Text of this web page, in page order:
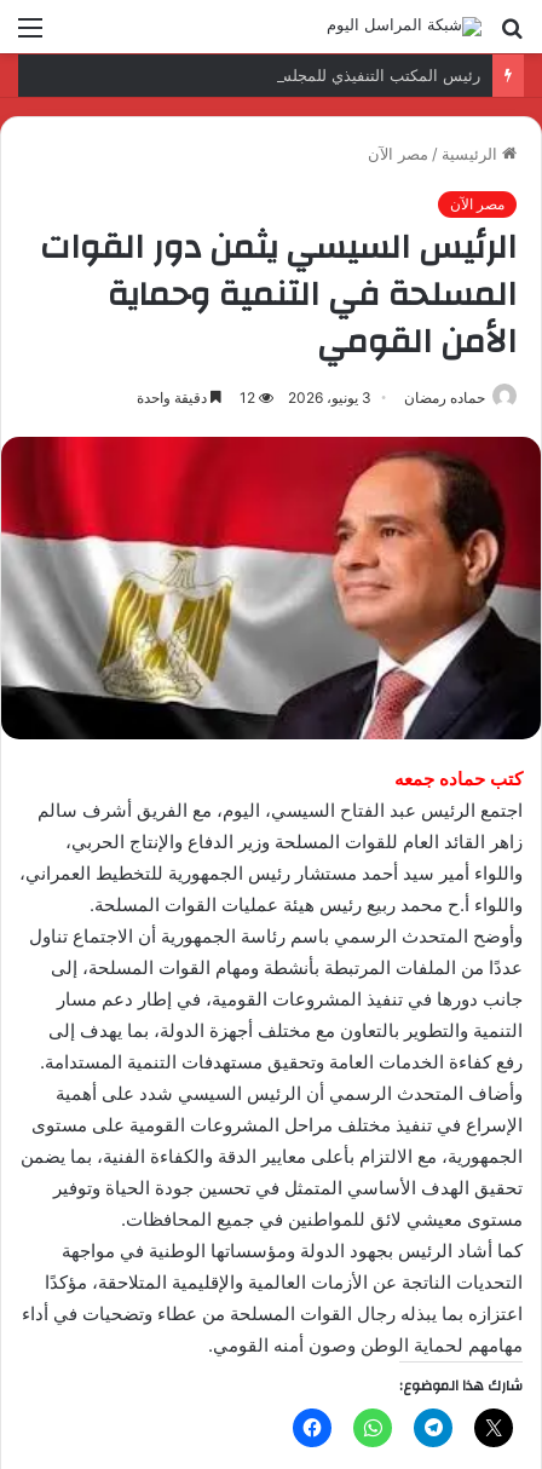
بحث
عن
الرئيسية / مصر الآن
مصر الآن
الرئيس السيسي يثمن دور القوات
المسلحة في التنمية وحماية
الأمن القومي
حماده رمضان 3 يونيو، 2026 12 دقيقة واحدة
كتب حماده جمعه
اجتمع الرئيس عبد الفتاح السيسي، اليوم، مع الفريق أشرف سالم
زاهر القائد العام للقوات المسلحة وزير الدفاع والإنتاج الحربي،
واللواء أمير سيد أحمد مستشار رئيس الجمهورية للتخطيط العمراني،
واللواء أ.ح محمد ربيع رئيس هيئة عمليات القوات المسلحة.
وأوضح المتحدث الرسمي باسم رئاسة الجمهورية أن الاجتماع تناول
عددًا من الملفات المرتبطة بأنشطة ومهام القوات المسلحة، إلى
جانب دورها في تنفيذ المشروعات القومية، في إطار دعم مسار
التنمية والتطوير بالتعاون مع مختلف أجهزة الدولة، بما يهدف إلى
رفع كفاءة الخدمات العامة وتحقيق مستهدفات التنمية المستدامة.
وأضاف المتحدث الرسمي أن الرئيس السيسي شدد على أهمية
الإسراع في تنفيذ مختلف مراحل المشروعات القومية على مستوى
الجمهورية، مع الالتزام بأعلى معايير الدقة والكفاءة الفنية، بما يضمن
تحقيق الهدف الأساسي المتمثل في تحسين جودة الحياة وتوفير
مستوى معيشي لائق للمواطنين في جميع المحافظات.
كما أشاد الرئيس بجهود الدولة ومؤسساتها الوطنية في مواجهة
التحديات الناتجة عن الأزمات العالمية والإقليمية المتلاحقة، مؤكدًا
اعتزازه بما يبذله رجال القوات المسلحة من عطاء وتضحيات في أداء
مهامهم لحماية الوطن وصون أمنه القومي.
شارك هذا الموضوع: